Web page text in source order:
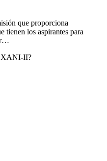
que proporciona
tienen los aspirantes para